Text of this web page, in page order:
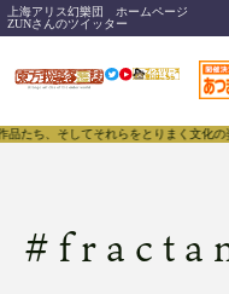
上海アリス幻樂団 ホームページ
ZUNさんのツイッター
、そしてそれらをとりまく文化
#